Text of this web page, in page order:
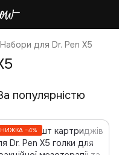
Набори для Dr. Pen X5
популярністю
−4%